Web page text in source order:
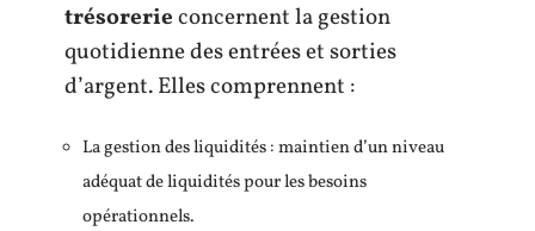
trésorerieconcernent la gestion
quotidienne des entrées et sorties
d’argent. Elles comprennent :
La gestion des liquidités : maintien d’un niveau
adéquat de liquidités pour les besoins
opérationnels.